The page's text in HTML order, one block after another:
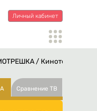
Личный кабинет
/ Кинотеатры
Сравнение ТВ